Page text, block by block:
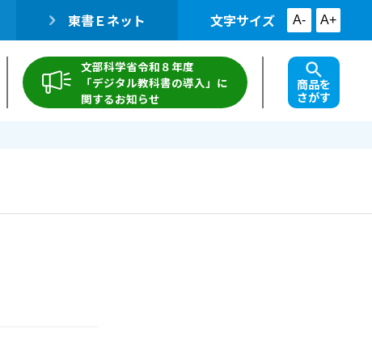
東書Ｅネット 文字サイズ A- A+
文部科学省令和８年度
「デジタル教科書の導入」に
関するお知らせ
商品を
さがす